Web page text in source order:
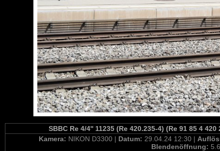
SBBC Re 4/4'' 11235 (Re 420.235-4) (Re 91 85 4
Kamera: NIKON D3300 | Datum: 29.04.24 12:30 |
Blendenöffnung: